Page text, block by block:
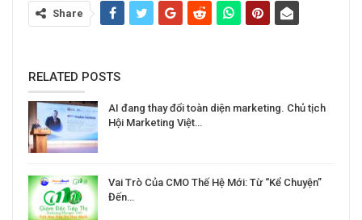
Share
RELATED POSTS
AI đang thay đổi toàn diện marketing. Chủ tịch
Hội Marketing Việt…
Vai Trò Của CMO Thế Hệ Mới: Từ “Kể Chuyện”
Đến…